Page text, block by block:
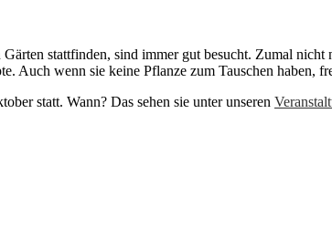
stattfinden, sind immer gut besucht. Zumal nicht
Auch wenn sie keine Pflanze zum Tauschen haben,
statt. Wann? Das sehen sie unter unseren